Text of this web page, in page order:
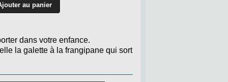
au panier
dans votre enfance.
la galette à la frangipane qui sort